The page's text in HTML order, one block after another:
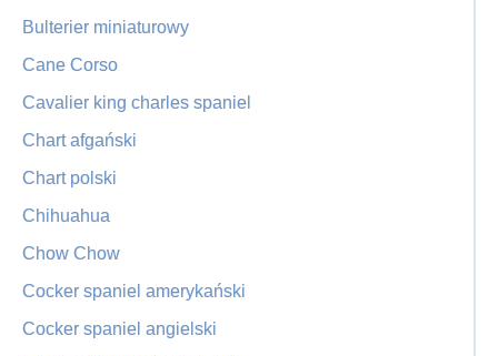
Bulterier miniaturowy
Cane Corso
Cavalier king charles spaniel
Chart afgański
Chart polski
Chihuahua
Chow Chow
Cocker spaniel amerykański
Cocker spaniel angielski